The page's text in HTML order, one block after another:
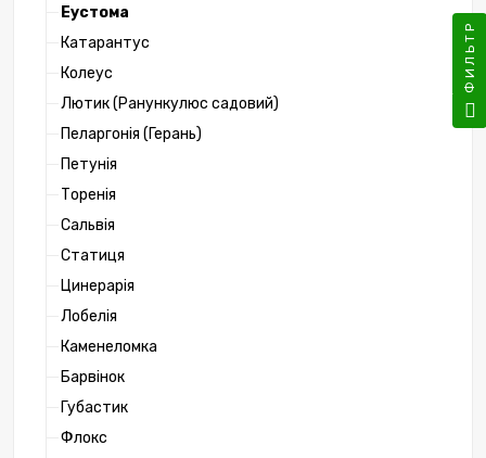
Еустома
Катарантус
Колеус
Лютик (Ранункулюс садовий)
Пеларгонія (Герань)
Петунія
Торенія
Сальвія
Статиця
Цинерарія
Лобелія
Каменеломка
Барвінок
Губастик
Флокс
ФИЛЬТР